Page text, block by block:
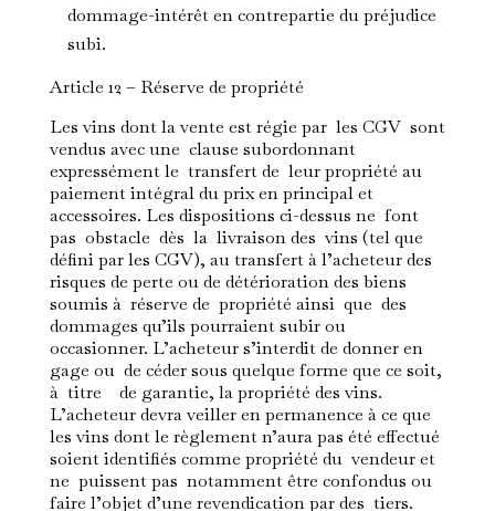
dommage-intérêt en contrepartie du préjudice
subi.
Article 12 – Réserve de propriété
Les vins dont la vente est régie par les CGV sont
vendus avec une clause subordonnant
expressément le transfert de leur propriété au
paiement intégral du prix en principal et
accessoires. Les dispositions ci-dessus ne font
pas obstacle dès la livraison des vins (tel que
défini par les CGV), au transfert à l’acheteur des
risques de perte ou de détérioration des biens
soumis à réserve de propriété ainsi que des
dommages qu’ils pourraient subir ou
occasionner. L’acheteur s’interdit de donner en
gage ou de céder sous quelque forme que ce soit,
à titre de garantie, la propriété des vins.
L’acheteur devra veiller en permanence à ce que
les vins dont le règlement n’aura pas été effectué
soient identifiés comme propriété du vendeur et
ne puissent pas notamment être confondus ou
faire l’objet d’une revendication par des tiers.